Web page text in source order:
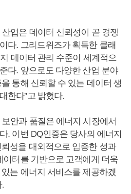
업은 데이터 신뢰성이 곧 경쟁
다. 그리드위즈가 획득한 클래
데이터 관리 수준이 세계적으
다. 앞으로도 다양한 산업 분야
통해 신뢰할 수 있는 데이터 생
한다”고 밝혔다.
안과 품질은 에너지 시장에서
. 이번 DQ인증은 당사의 에너지
성을 대외적으로 입증한 성과
이터를 기반으로 고객에게 더욱
는 에너지 서비스를 제공하겠
.